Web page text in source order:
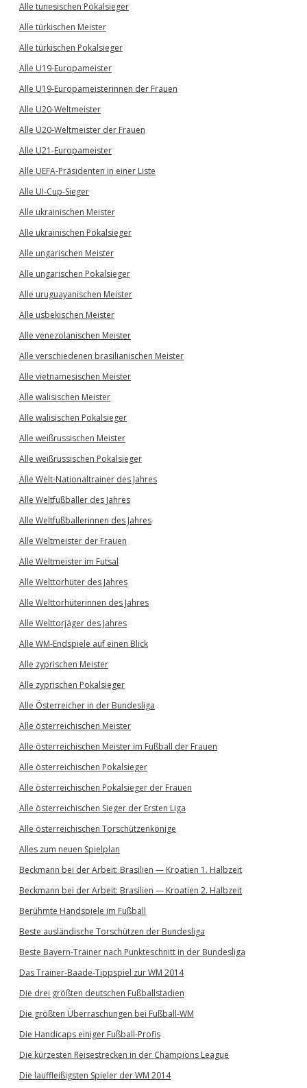
Alle tunesischen Pokalsieger
Alle türkischen Meister
Alle türkischen Pokalsieger
Alle U19-Europameister
Alle U19-Europameisterinnen der Frauen
Alle U20-Weltmeister
Alle U20-Weltmeister der Frauen
Alle U21-Europameister
Alle UEFA-Präsidenten in einer Liste
Alle UI-Cup-Sieger
Alle ukrainischen Meister
Alle ukrainischen Pokalsieger
Alle ungarischen Meister
Alle ungarischen Pokalsieger
Alle uruguayanischen Meister
Alle usbekischen Meister
Alle venezolanischen Meister
Alle verschiedenen brasilianischen Meister
Alle vietnamesischen Meister
Alle walisischen Meister
Alle walisischen Pokalsieger
Alle weißrussischen Meister
Alle weißrussischen Pokalsieger
Alle Welt-Nationaltrainer des Jahres
Alle Weltfußballer des Jahres
Alle Weltfußballerinnen des Jahres
Alle Weltmeister der Frauen
Alle Weltmeister im Futsal
Alle Welttorhüter des Jahres
Alle Welttorhüterinnen des Jahres
Alle Welttorjäger des Jahres
Alle WM-Endspiele auf einen Blick
Alle zyprischen Meister
Alle zyprischen Pokalsieger
Alle Österreicher in der Bundesliga
Alle österreichischen Meister
Alle österreichischen Meister im Fußball der Frauen
Alle österreichischen Pokalsieger
Alle österreichischen Pokalsieger der Frauen
Alle österreichischen Sieger der Ersten Liga
Alle österreichischen Torschützenkönige
Alles zum neuen Spielplan
Beckmann bei der Arbeit: Brasilien — Kroatien 1. Halbzeit
Beckmann bei der Arbeit: Brasilien — Kroatien 2. Halbzeit
Berühmte Handspiele im Fußball
Beste ausländische Torschützen der Bundesliga
Beste Bayern-Trainer nach Punkteschnitt in der Bundesliga
Das Trainer-Baade-Tippspiel zur WM 2014
Die drei größten deutschen Fußballstadien
Die größten Überraschungen bei Fußball-WM
Die Handicaps einiger Fußball-Profis
Die kürzesten Reisestrecken in der Champions League
Die lauffleißigsten Spieler der WM 2014